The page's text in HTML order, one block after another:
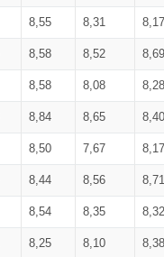
8,55 8,31 8,17
8,58 8,52 8,69
8,58 8,08 8,28
8,84 8,65 8,40
8,50 7,67 8,17
8,44 8,56 8,71
8,54 8,35 8,32
8,25 8,10 8,38